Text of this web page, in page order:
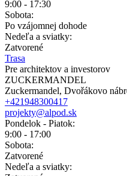
9:00 - 17:30
Sobota:
Po vzájomnej dohode
Nedeľa a sviatky:
Zatvorené
Trasa
Pre architektov a investorov
ZUCKERMANDEL
Zuckermandel, Dvořákovo
+421948300417
projekty@alpod.sk
Pondelok - Piatok:
9:00 - 17:00
Sobota:
Zatvorené
Nedeľa a sviatky: